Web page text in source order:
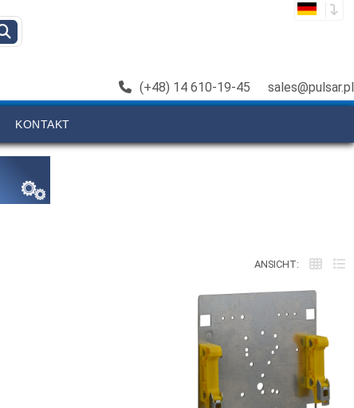
(+48) 14 610-19-45 sales@pulsar.pl
KONTAKT
ANSICHT: